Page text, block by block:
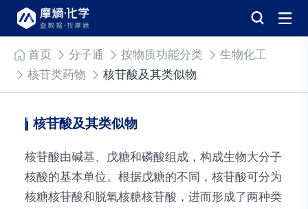
首页 分子通 按物质功能分类
生物化工
核苷类药物
核苷酸及其类似物
核苷酸及其类似物
核苷酸由碱基、戊糖和磷酸组成，构成生物大分子
核酸的基本单位。根据戊糖的不同，核苷酸可分为
核糖核苷酸和脱氧核糖核苷酸，进而形成了两种类